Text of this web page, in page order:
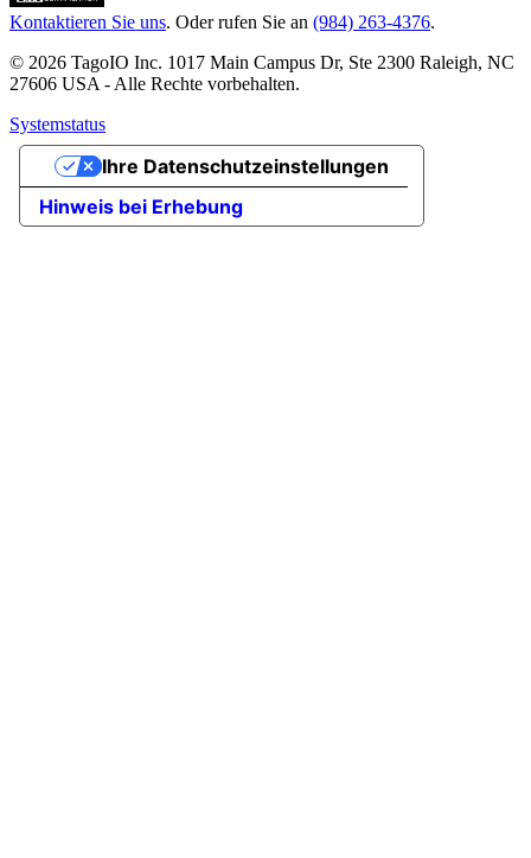
Kontaktieren Sie uns. Oder rufen Sie an (984) 263-4376.
© 2026 TagoIO Inc. 1017 Main Campus Dr, Ste 2300 Raleigh, NC
27606 USA - Alle Rechte vorbehalten.
Systemstatus
Hinweis bei Erhebung
Ihre Datenschutzeinstellungen